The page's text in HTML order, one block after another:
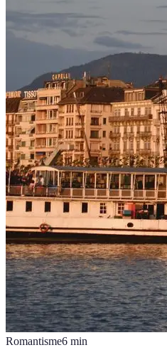
Romantisme6 min